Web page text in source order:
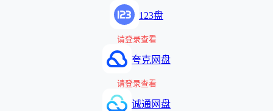
123盘
请登录查看
夸克网盘
请登录查看
诚通网盘